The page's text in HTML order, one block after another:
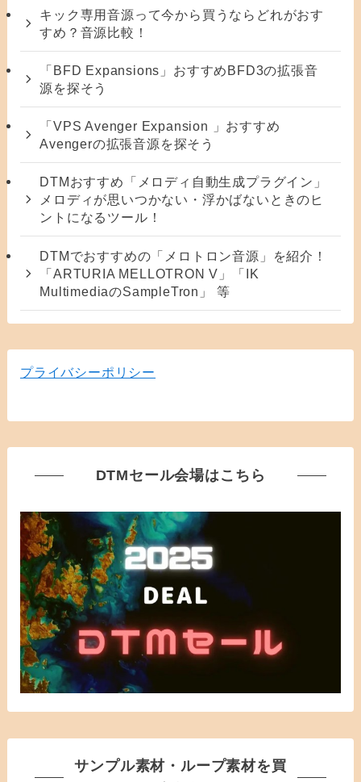
キック専用音源って今から買うならどれがおす
すめ？音源比較！
「BFD Expansions」おすすめBFD3の拡張音
源を探そう
「VPS Avenger Expansion 」おすすめ
Avengerの拡張音源を探そう
DTMおすすめ「メロディ自動生成プラグイン」
メロディが思いつかない・浮かばないときのヒ
ントになるツール！
DTMでおすすめの「メロトロン音源」を紹介！
「ARTURIA MELLOTRON V」「IK
MultimediaのSampleTron」 等
プライバシーポリシー
DTMセール会場はこちら
サンプル素材・ループ素材を買